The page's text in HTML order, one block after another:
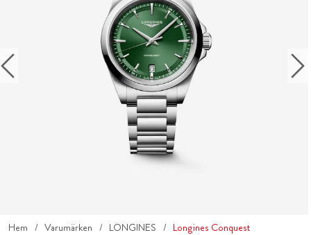
Hem Varumärken LONGINES Longines Conquest